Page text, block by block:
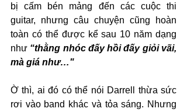
bị cấm bén mảng đến các cuộc thi
guitar, nhưng câu chuyện cũng hoàn
toàn có thể được kể sau 10 năm dạng
như “thằng nhóc đấy hồi đấy giỏi vãi,
mà giá như…"
Ờ thì, ai đó có thể nói Darrell thừa sức
rơi vào band khác và tỏa sáng. Nhưng